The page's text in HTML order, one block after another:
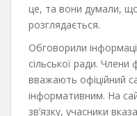
це, та вони думали,
розглядається.
Обговорили
сільської ради.
вважають офіційний
інформативним. На
зв’язку, учасники